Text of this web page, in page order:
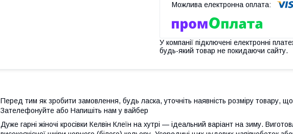
У компанії підключені електронні
будь-який товар не покидаючи сайту.
Перед тим як зробити замовлення, будь ласка, уточніть наявність розміру товару, що
Зателефонуйте або Напишіть нам у вайбер
Дуже гарні жіночі кросівки Келвін Клеїн на хутрі — ідеальний варіант на зиму.